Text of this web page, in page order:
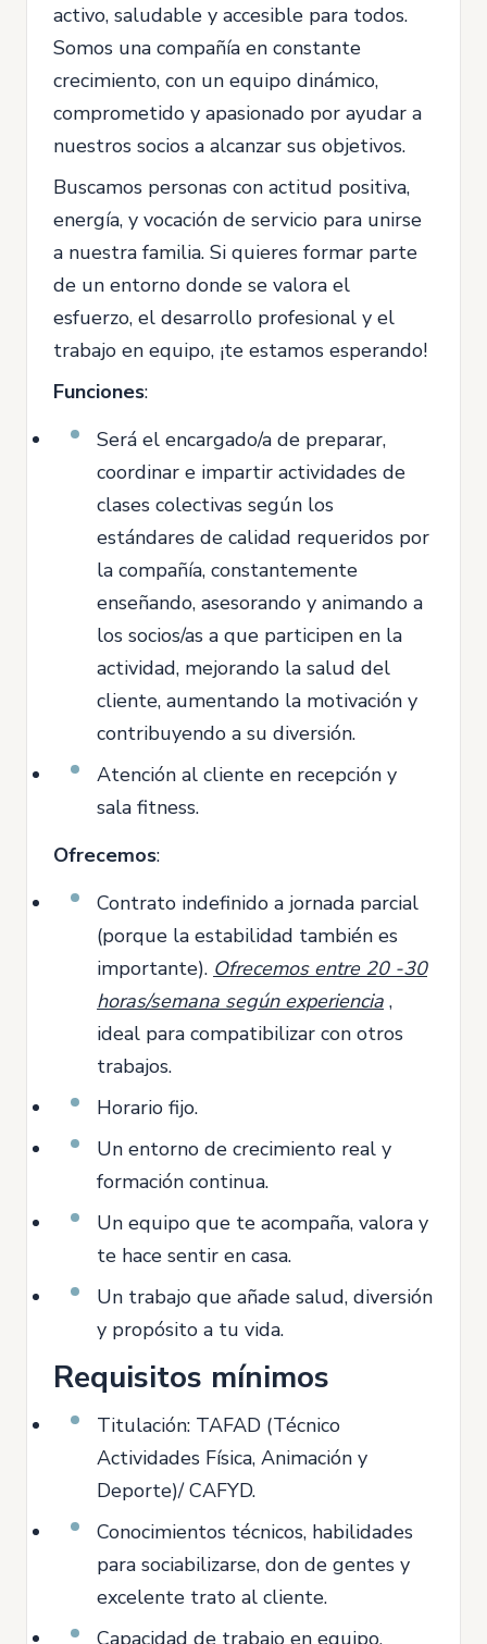
activo, saludable y accesible para todos.
Somos una compañía en constante
crecimiento, con un equipo dinámico,
comprometido y apasionado por ayudar a
nuestros socios a alcanzar sus objetivos.
Buscamos personas con actitud positiva,
energía, y vocación de servicio para unirse
a nuestra familia. Si quieres formar parte
de un entorno donde se valora el
esfuerzo, el desarrollo profesional y el
trabajo en equipo, ¡te estamos esperando!
Funciones:
Será el encargado/a de preparar,
coordinar e impartir actividades de
clases colectivas según los
estándares de calidad requeridos por
la compañía, constantemente
enseñando, asesorando y animando a
los socios/as a que participen en la
actividad, mejorando la salud del
cliente, aumentando la motivación y
contribuyendo a su diversión.
Atención al cliente en recepción y
sala fitness.
Ofrecemos:
Contrato indefinido a jornada parcial
(porque la estabilidad también es
importante). Ofrecemos entre 20 -30
horas/semana según experiencia ,
ideal para compatibilizar con otros
trabajos.
Horario fijo.
Un entorno de crecimiento real y
formación continua.
Un equipo que te acompaña, valora y
te hace sentir en casa.
Un trabajo que añade salud, diversión
y propósito a tu vida.
Requisitos mínimos
Titulación: TAFAD (Técnico
Actividades Física, Animación y
Deporte)/ CAFYD.
Conocimientos técnicos, habilidades
para sociabilizarse, don de gentes y
excelente trato al cliente.
Capacidad de trabajo en equipo,